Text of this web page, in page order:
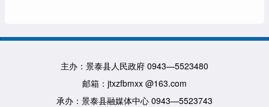
主办：景泰县人民政府 0943—5523480
邮箱：jtxzfbmxx @163.com
承办：景泰县融媒体中心 0943—5523743